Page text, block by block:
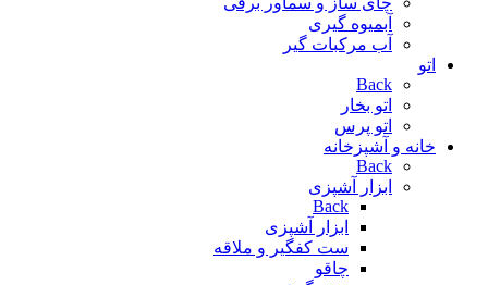
آبمیوه گیری
آب مرکبات گیر
اتو
Back
اتو بخار
اتو پرس
خانه و آشپزخانه
Back
ابزار آشپزی
Back
ابزار آشپزی
ست کفگیر و ملاقه
چاقو